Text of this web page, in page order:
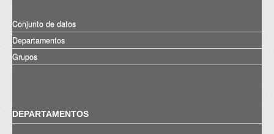
Conjunto de datos
Departamentos
Grupos
DEPARTAMENTOS